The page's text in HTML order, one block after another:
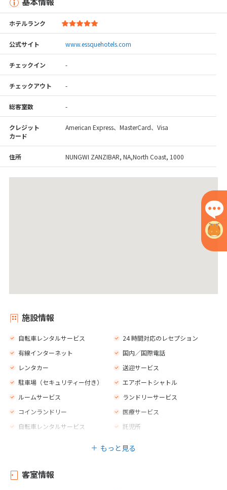
ホテルランク
公式サイト www.essquehotels.com
チェックイン -
チェックアウト -
総客室数 -
クレジット
カード
American Express、MasterCard、Visa
住所 NUNGWI ZANZIBAR, NA,North Coast, 1000
施設情報
自転車レンタルサービス
24 時間対応のレセプション
有線インターネット
国内／国際電話
レンタカー
送迎サービス
駐車場（セキュリティー付き）
エアポートシャトル
ルームサービス
ランドリーサービス
コインランドリー
医療サービス
自転車レンタルサービス
託児所
セーフティボックス
もっと見る
客室情報